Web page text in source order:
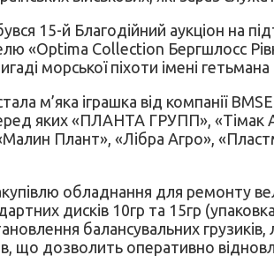
15-й Благодійний аукціон на
«Optima Collection Бергшлосс
морської піхоти імені
м’яка іграшка від компанії
яких «ПЛАНТА ГРУПП», «Тімак
Плант», «Лібра Агро»,
обладнання для ремонту
дисків 10гр та 15гр
балансувальних
що дозволить оперативно